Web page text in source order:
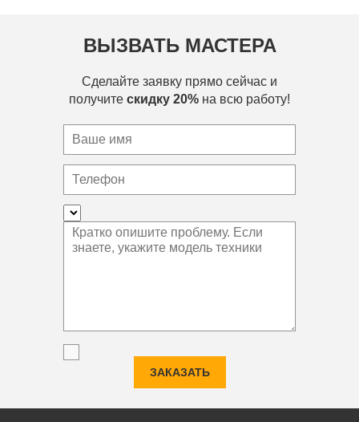
ВЫЗВАТЬ МАСТЕРА
Сделайте заявку прямо сейчас и
получите скидку 20% на всю работу!
ЗАКАЗАТЬ